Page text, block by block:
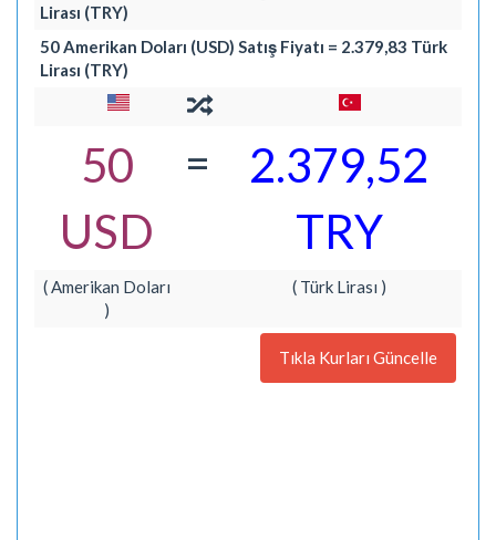
Lirası (TRY)
50 Amerikan Doları (USD) Satış Fiyatı = 2.379,83 Türk
Lirası (TRY)
50
USD
=
2.379,52
TRY
( Amerikan Doları
)
( Türk Lirası )
Tıkla Kurları Güncelle